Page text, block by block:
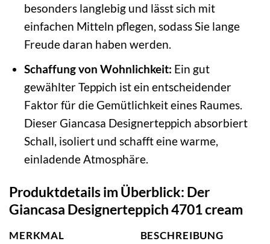
besonders langlebig und lässt sich mit
einfachen Mitteln pflegen, sodass Sie lange
Freude daran haben werden.
Schaffung von Wohnlichkeit: Ein gut
gewählter Teppich ist ein entscheidender
Faktor für die Gemütlichkeit eines Raumes.
Dieser Giancasa Designerteppich absorbiert
Schall, isoliert und schafft eine warme,
einladende Atmosphäre.
Produktdetails im Überblick: Der
Giancasa Designerteppich 4701 cream
MERKMAL BESCHREIBUNG